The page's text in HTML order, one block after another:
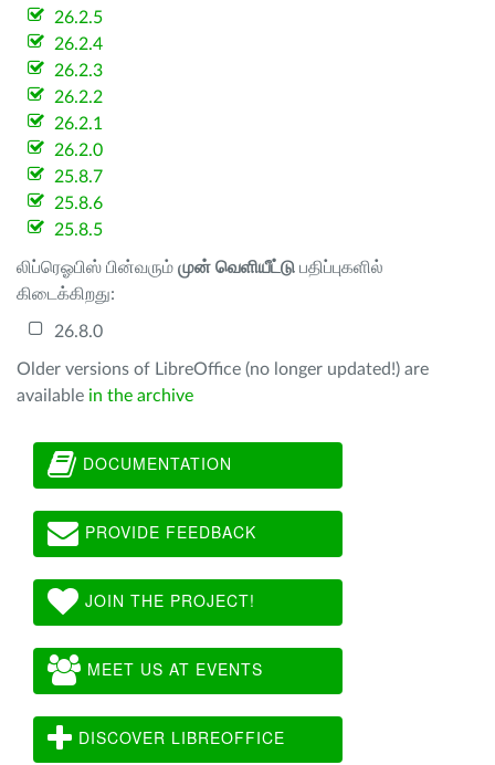
26.2.5
26.2.4
26.2.3
26.2.2
26.2.1
26.2.0
25.8.7
25.8.6
25.8.5
லிப்ரெஓபிஸ் பின்வரும் முன் வெளியீட்டு பதிப்புகளில்
கிடைக்கிறது:
26.8.0
Older versions of LibreOffice (no longer updated!) are
available in the archive
DOCUMENTATION
PROVIDE FEEDBACK
JOIN THE PROJECT!
MEET US AT EVENTS
DISCOVER LIBREOFFICE